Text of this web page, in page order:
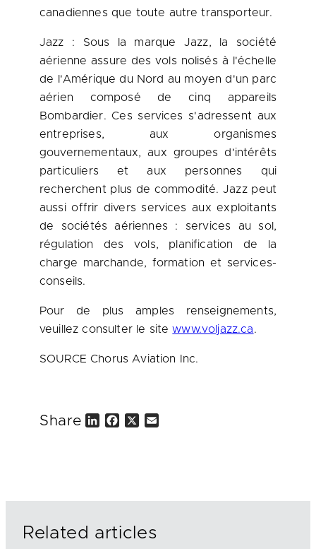
canadiennes que toute autre transporteur.
Jazz : Sous la marque Jazz, la société
aérienne assure des vols nolisés à l'échelle
de l'Amérique du Nord au moyen d'un parc
aérien composé de cinq appareils
Bombardier. Ces services s'adressent aux
entreprises, aux organismes
gouvernementaux, aux groupes d'intérêts
particuliers et aux personnes qui
recherchent plus de commodité. Jazz peut
aussi offrir divers services aux exploitants
de sociétés aériennes : services au sol,
régulation des vols, planification de la
charge marchande, formation et services-
conseils.
Pour de plus amples renseignements,
veuillez consulter le sitewww.voljazz.ca.
SOURCE Chorus Aviation Inc.
Share
Related articles